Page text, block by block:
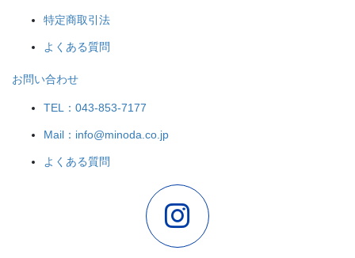
特定商取引法
よくある質問
お問い合わせ
TEL：043-853-7177
Mail：info@minoda.co.jp
よくある質問